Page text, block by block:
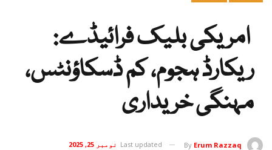
امریکی بلیک فرائیڈے:
ریکارڈ ہجوم، کم ڈسکاؤنٹس،
مہنگی خریداری
By Erum Razzaq
Last updated نومبر 25, 2025